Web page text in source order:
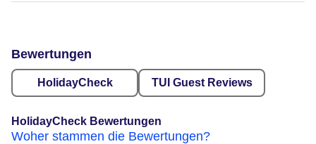
Bewertungen
HolidayCheck TUI Guest Reviews
HolidayCheck Bewertungen
Woher stammen die Bewertungen?